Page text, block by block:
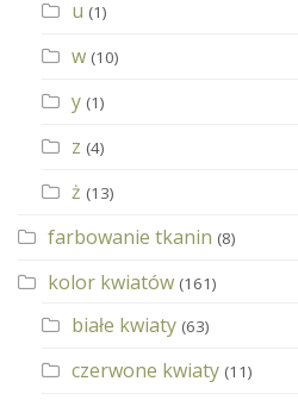
u (1)
w (10)
y (1)
z (4)
ż (13)
farbowanie tkanin (8)
kolor kwiatów (161)
białe kwiaty (63)
czerwone kwiaty (11)